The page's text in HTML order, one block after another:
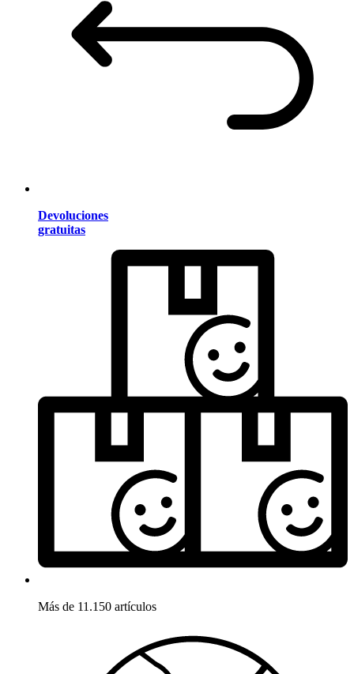
Devoluciones
gratuitas
Más de 11.150 artículos